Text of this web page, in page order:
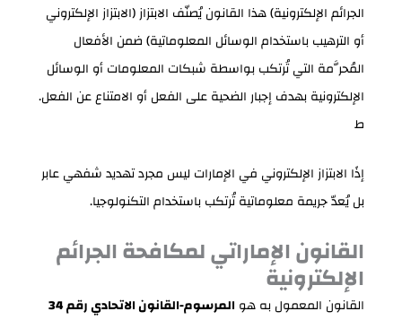
الجرائم الإلكترونية) هذا القانون يُصنّف الابتزاز (الابتزاز الإلكتروني
أو الترهيب باستخدام الوسائل المعلوماتية) ضمن الأفعال
المُحرَّمة التي تُرتكب بواسطة شبكات المعلومات أو الوسائل
الإلكترونية بهدف إجبار الضحية على الفعل أو الامتناع عن الفعل.
ط
إذًا الابتزاز الإلكتروني في الإمارات ليس مجرد تهديد شفهي عابر
بل يُعدّ جريمة معلوماتية تُرتكب باستخدام التكنولوجيا.
القانون الإماراتي لمكافحة الجرائم
الإلكترونية
القانون المعمول به هو
المرسوم-القانون الاتحادي رقم 34